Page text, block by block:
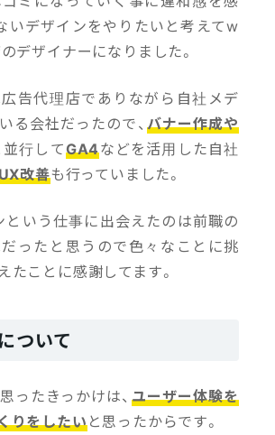
いデザインをやりたいと考えてw
デザイナーになりました。
告代理店でありながら自社メデ
る会社だったので、 バナー作成や
行してGA4などを活用した自社
改善も行っていました。
という仕事に出会えたのは前職の
ったと思うので色々なことに挑
たことに感謝してます。
ついて
ったきっかけは、 ユーザー体験を
りをしたいと思ったからです。